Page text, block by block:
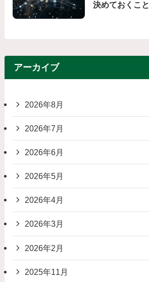
決めておくこと
アーカイブ
2026年8月
2026年7月
2026年6月
2026年5月
2026年4月
2026年3月
2026年2月
2025年11月